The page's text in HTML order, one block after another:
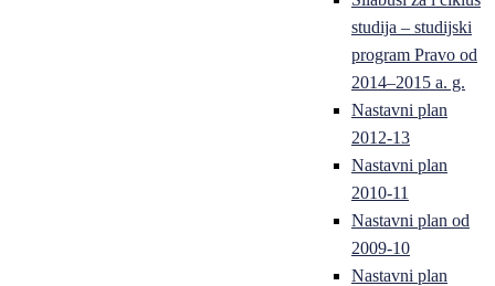
studija – studijski
program Pravo od
2014–2015 a. g.
Nastavni plan
2012-13
Nastavni plan
2010-11
Nastavni plan od
2009-10
Nastavni plan